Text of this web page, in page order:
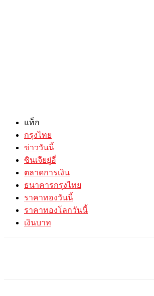
แท็ก
กรุงไทย
ข่าววันนี้
ซินเจียยู่อี่
ตลาดการเงิน
ธนาคารกรุงไทย
ราคาทองวันนี้
ราคาทองโลกวันนี้
เงินบาท